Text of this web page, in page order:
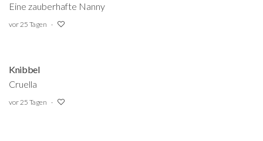
Eine zauberhafte Nanny
vor 25 Tagen
Knibbel
Cruella
vor 25 Tagen